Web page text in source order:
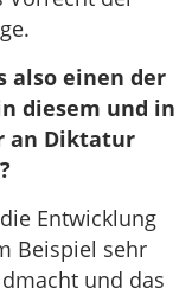
also einen der
diesem und in
an Diktatur
Entwicklung
Beispiel sehr
und das